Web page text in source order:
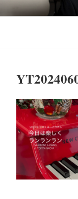
コ
時田
歌うことは
びも悲しみ